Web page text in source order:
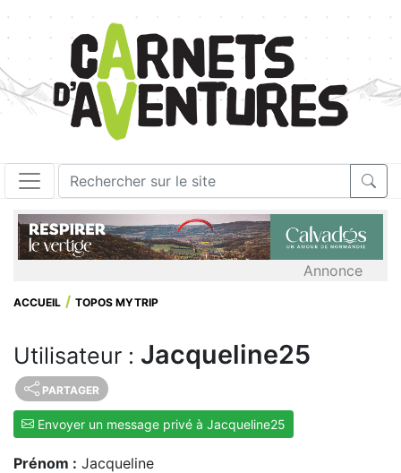
Annonce
ACCUEIL TOPOS MYTRIP
Utilisateur : Jacqueline25
PARTAGER
Envoyer un message privé à Jacqueline25
Prénom : Jacqueline